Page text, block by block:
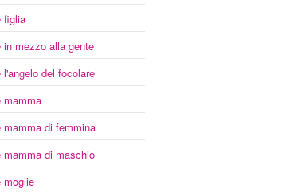
figlia
in mezzo alla gente
l'angelo del focolare
mamma
mamma di femmina
mamma di maschio
moglie